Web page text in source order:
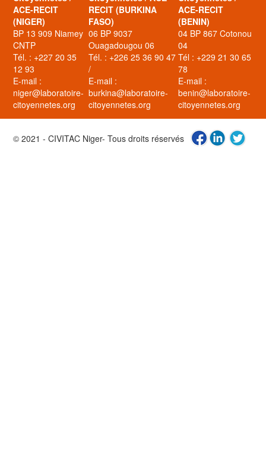
ACE-RECIT
(NIGER)
BP 13 909 Niamey
CNTP
Tél. : +227 20 35
12 93
E-mail :
niger@laboratoire-
citoyennetes.org
RECIT (BURKINA
FASO)
06 BP 9037
Ouagadougou 06
Tél. : +226 25 36 90 47
/
E-mail :
burkina@laboratoire-
citoyennetes.org
ACE-RECIT
(BENIN)
04 BP 867 Cotonou
04
Tél : +229 21 30 65
78
E-mail :
benin@laboratoire-
citoyennetes.org
© 2021 - CIVITAC Niger- Tous droits réservés